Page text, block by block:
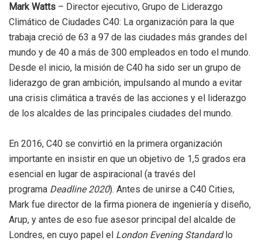
Mark Watts – Director ejecutivo, Grupo de Liderazgo
Climático de Ciudades C40: La organización para la que
trabaja creció de 63 a 97 de las ciudades más grandes del
mundo y de 40 a más de 300 empleados en todo el mundo.
Desde el inicio, la misión de C40 ha sido ser un grupo de
liderazgo de gran ambición, impulsando al mundo a evitar
una crisis climática a través de las acciones y el liderazgo
de los alcaldes de las principales ciudades del mundo.
En 2016, C40 se convirtió en la primera organización
importante en insistir en que un objetivo de 1,5 grados era
esencial en lugar de aspiracional (a través del
programa Deadline 2020). Antes de unirse a C40 Cities,
Mark fue director de la firma pionera de ingeniería y diseño,
Arup, y antes de eso fue asesor principal del alcalde de
Londres, en cuyo papel el London Evening Standardlo